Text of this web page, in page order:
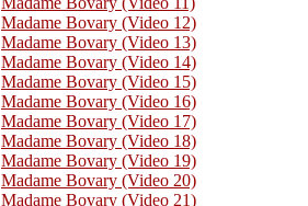
Madame Bovary (Video 12)
Madame Bovary (Video 13)
Madame Bovary (Video 14)
Madame Bovary (Video 15)
Madame Bovary (Video 16)
Madame Bovary (Video 17)
Madame Bovary (Video 18)
Madame Bovary (Video 19)
Madame Bovary (Video 20)
Madame Bovary (Video 21)